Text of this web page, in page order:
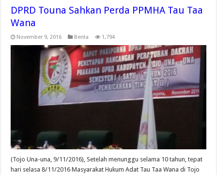
DPRD Touna Sahkan Perda PPMHA Tau Taa
Wana
November 9, 2016 Berita 1,794
(Tojo Una-una, 9/11/2016), Setelah menunggu selama 10 tahun, tepat
hari selasa 8/11/2016 Masyarakat Hukum Adat Tau Taa Wana di Tojo